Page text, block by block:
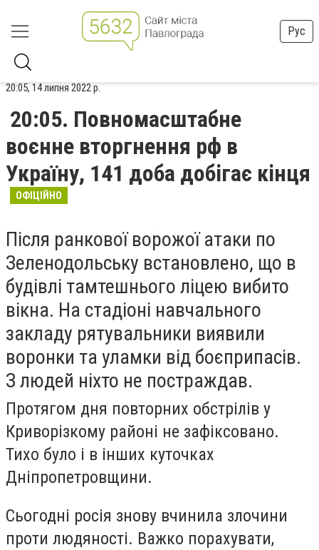
Рус
20:05, 14 липня 2022 р.
20:05. Повномасштабне
воєнне вторгнення рф в
Україну, 141 доба добігає кінця
ОФІЦІЙНО
Після ранкової ворожої атаки по
Зеленодольську встановлено, що в
будівлі тамтешнього ліцею вибито
вікна. На стадіоні навчального
закладу рятувальники виявили
воронки та уламки від боєприпасів.
З людей ніхто не постраждав.
Протягом дня повторних обстрілів у
Криворізкому районі не зафіксовано.
Тихо було і в інших куточках
Дніпропетровщини.
Сьогодні росія знову вчинила злочини
проти людяності. Важко порахувати,